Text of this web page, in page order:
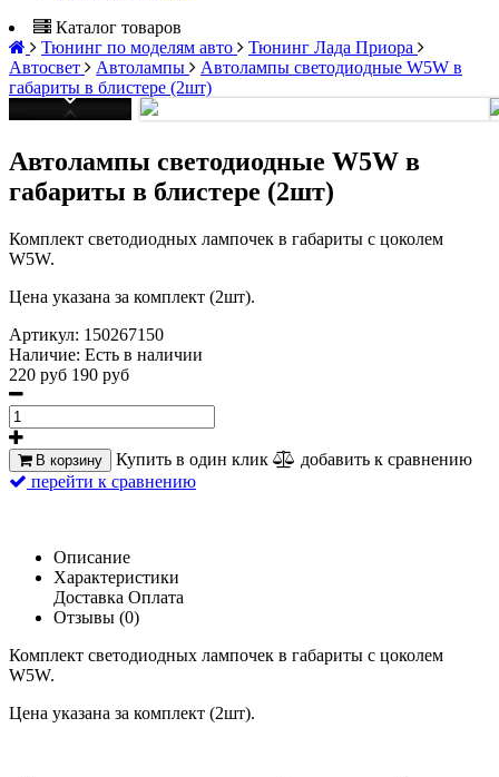
Каталог товаров
Тюнинг по моделям авто
Тюнинг Лада Приора
Автосвет
Автолампы
Автолампы светодиодные W5W в
габариты в блистере (2шт)
Автолампы светодиодные W5W в
габариты в блистере (2шт)
Комплект светодиодных лампочек в габариты с цоколем
W5W.
Цена указана за комплект (2шт).
Артикул: 150267150
Наличие: Есть в наличии
220 руб 190 руб
В корзину Купить в один клик
добавить к сравнению
перейти к сравнению
Описание
Характеристики
Доставка Оплата
Отзывы (0)
Комплект светодиодных лампочек в габариты с цоколем
W5W.
Цена указана за комплект (2шт).